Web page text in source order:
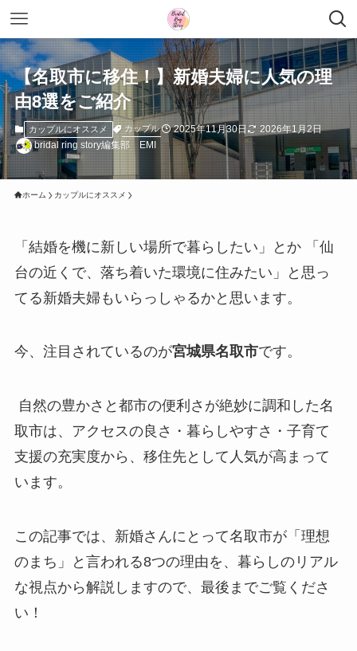
【名取市に移住！】新婚夫婦に人気の理
由8選をご紹介
カップルにオススメ カップル 2025年11月30日
2026年1月2日
bridal ring story編集部 EMI
ホーム カップルにオススメ
「結婚を機に新しい場所で暮らしたい」とか 「仙
台の近くで、落ち着いた環境に住みたい」と思っ
てる新婚夫婦もいらっしゃるかと思います。
今、注目されているのが宮城県名取市です。
自然の豊かさと都市の便利さが絶妙に調和した名
取市は、アクセスの良さ・暮らしやすさ・子育て
支援の充実度から、移住先として人気が高まって
います。
この記事では、新婚さんにとって名取市が「理想
のまち」と言われる8つの理由を、暮らしのリアル
な視点から解説しますので、最後までご覧くださ
い！